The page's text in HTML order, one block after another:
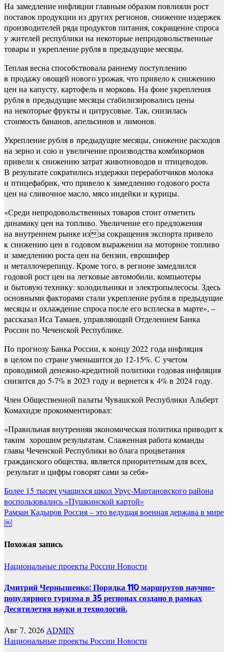
На замедление инфляции главным образом повлияли рост
поставок продукции из других регионов, снижение издержек
производителей ряда продуктов питания, сокращение спроса
у жителей республики на некоторые непродовольственные
товары и укрепление рубля в предыдущие месяцы.
Теплая весна способствовала раннему поступлению
в продажу овощей нового урожая, что привело к снижению
цен на капусту, картофель и морковь. На фоне укрепления
рубля в предыдущие месяцы стабилизировались цены
на некоторые фрукты и цитрусовые. Так, снизилась
стоимость бананов, апельсинов и лимонов.
Укрепление рубля в предыдущие месяцы, снижение расходов
на зерно и сою и увеличение производства комбикормов
привели к снижению затрат животноводов и птицеводов.
В результате сократились издержки переработчиков молока
и птицефабрик, что привело к замедлению годового роста
цен на сливочное масло, мясо индейки и курицы.
«Среди непродовольственных товаров стоит отметить
динамику цен на топливо. Увеличение его предложения
на внутреннем рынке изза сокращения экспорта привело
к снижению цен в годовом выражении на моторное топливо
и замедлению роста цен на бензин, еврошифер
и металлочерепицу. Кроме того, в регионе замедлился
годовой рост цен на легковые автомобили, компьютеры
и бытовую технику: холодильники и электропылесосы. Здесь
основными факторами стали укрепление рубля в предыдущие
месяцы и охлаждение спроса после его всплеска в марте», –
рассказал Иса Тамаев, управляющий Отделением Банка
России по Чеченской Республике.
По прогнозу Банка России, к концу 2022 года инфляция
в целом по стране уменьшится до 12-15%. С учетом
проводимой денежно-кредитной политики годовая инфляция
снизится до 5-7% в 2023 году и вернется к 4% в 2024 году.
Член Общественной палаты Чувашской Республики Альберт
Комахидзе прокомментировал:
«Правильная внутренняя экономическая политика приводит к
таким хорошим результатам. Слаженная работа команды
главы Чеченской Республики во блага процветания
гражданского общества, является приоритетным для всех,
результат и цифры говорят сами за себя»
Навигация
по
записям
Более 15 тысяч учащихся школ Урус-Мартановского района
воспользовались «Пушкинской картой»
Рамзан Кадыров Россия – это ведущая военная держава в мире
￼
Похожая запись
Национальные проекты России Новости
Дмитрий Чернышенко: Порядка 110 маршрутов научно-
популярного туризма в 35 регионах создано в рамках
Десятилетия науки и технологий.
Авг 7, 2026ADMIN
Национальные проекты России Новости